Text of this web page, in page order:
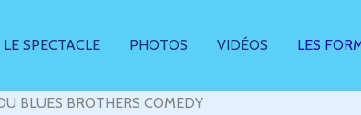
LE SPECTACLE PHOTOS VIDÉOS LES
BLUES BROTHERS COMEDY